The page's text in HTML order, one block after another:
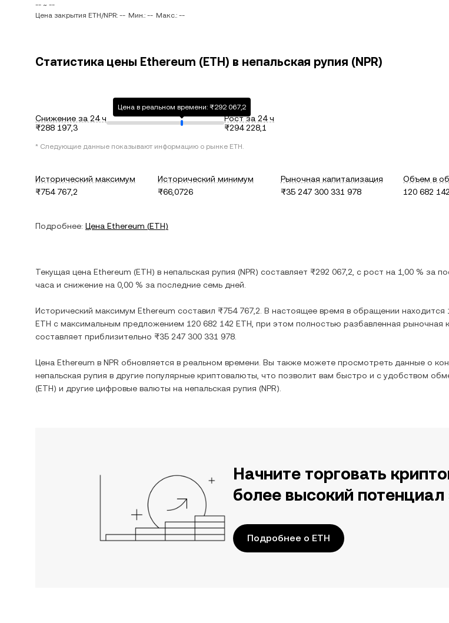
-- ~ --
Цена закрытия ETH/NPR: -- Мин.: -- Макс.: --
Статистика цены Ethereum (ETH) в непальская рупия (NPR)
Снижение за 24 ч
₨288 197,3
Цена в реальном времени: ₨292 067,2
Рост за 24 ч
₨294 228,1
* Следующие данные показывают информацию о рынке ETH.
Исторический максимум
₨754 767,2
Исторический минимум
₨66,0726
Рыночная капитализация
₨35 247 300 331 978
Объем в
120 682
Подробнее: Цена Ethereum (ETH)
Текущая цена Ethereum (ETH) в непальская рупия (NPR) составляет ₨292 067,2 , c рост на 1,00 % за
часа и снижение на 0,00 % за последние семь дней.
Исторический максимум Ethereum составил ₨754 767,2 . В настоящее время в обращении находится
ETH с максимальным предложением 120 682 142 ETH , при этом полностью разбавленная рыночная
составляет приблизительно ₨35 247 300 331 978
Цена Ethereum в NPR обновляется в реальном времени. Вы также можете просмотреть данные о
непальская рупия в другие популярные криптовалюты, что позволит вам быстро и с удобством
(ETH) и другие цифровые валюты на непальская рупия (NPR).
Начните торговать
более высокий потенциал
Подробнее о ETH